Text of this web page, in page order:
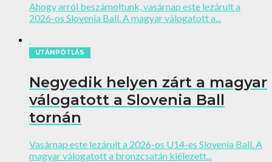
Ahogy arról beszámoltunk, vasárnap este lezárult a
2026-os Slovenia Ball. A magyar válogatott a...
UTÁNPÓTLÁS
Negyedik helyen zárt a magyar
válogatott a Slovenia Ball
tornán
Vasárnap este lezárult a 2026-os U14-es Slovenia Ball. A
magyar válogatott a bronzcsatán kiélezett...